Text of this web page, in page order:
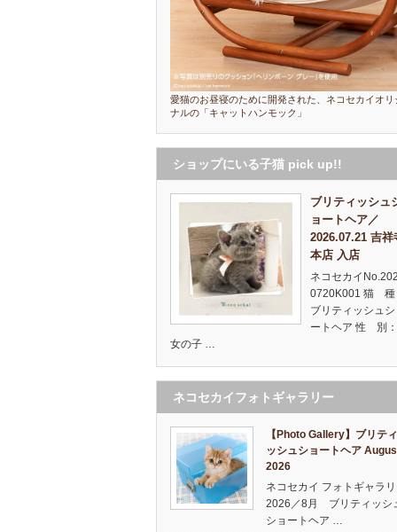
愛猫のお昼寝のために開発された、ネコセカイオリ
ナルの「キャットハンモック」
ショップにいる子猫 pick up!!
ブリティッシュ
ョートヘア／
2026.07.21 吉祥
本店 入店
ネコセカイ
0720K001 猫 種
ブリティッシュシ
ートヘア 性 別
女の子 …
ネコセカイフォトギャラリー
【Photo Gallery】ブリティ
ッシュショートヘア
2026
ネコセカイ フォトギャラ
2026／8月 ブリティッシ
ショートヘア …